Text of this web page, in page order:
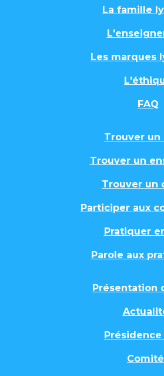
La famille
Les marques
FAQ
Trouver un
Trouver un
Trouver un
Participer aux
Pratiquer
Parole aux
Présentation
Présidence